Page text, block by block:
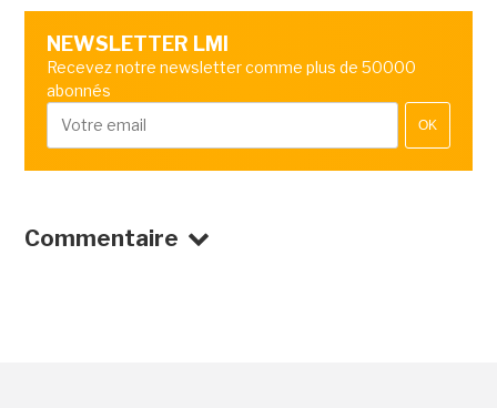
NEWSLETTER LMI
Recevez notre newsletter comme plus de 50000
abonnés
OK
Commentaire